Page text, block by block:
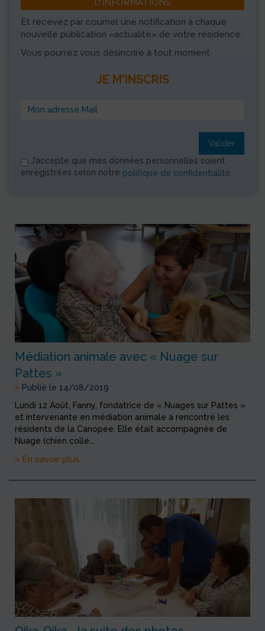
D’INFORMATIONS
Et recevez par courriel une notification à chaque
nouvelle publication «actualité» de votre résidence.
Vous pourrez vous désincrire à tout moment.
JE M'INSCRIS
Valider
J’accepte que mes données personnelles soient
enregistrées selon notre politique de confidentialité
Médiation animale avec « Nuage sur
Pattes »
> Publié le 14/08/2019
Lundi 12 Août, Fanny, fondatrice de « Nuages sur Pattes »
et intervenante en médiation animale a rencontré les
résidents de la Canopée. Elle était accompagnée de
Nuage (chien colle...
> En savoir plus